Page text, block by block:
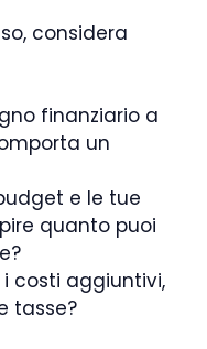
considera
finanziario a
un
e le tue
quanto puoi
costi aggiuntivi,
tasse?